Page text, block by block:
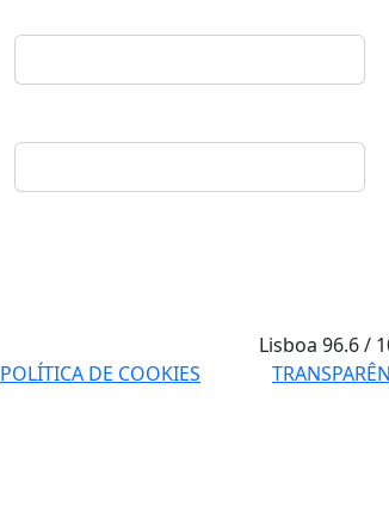
Lisboa96.6 /
POLÍTICA DE COOKIES